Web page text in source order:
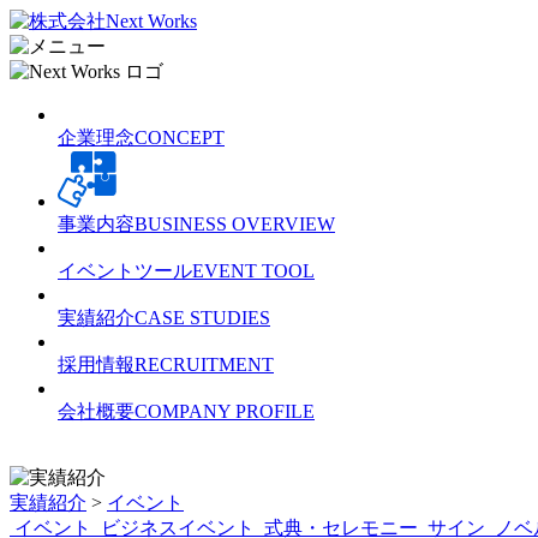
企業理念CONCEPT
事業内容BUSINESS OVERVIEW
イベントツールEVENT TOOL
実績紹介CASE STUDIES
採用情報RECRUITMENT
会社概要COMPANY PROFILE
実績紹介 > イベント
イベント
ビジネスイベント 式典・セレモニー サイン ノ